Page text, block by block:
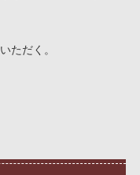
ただく。